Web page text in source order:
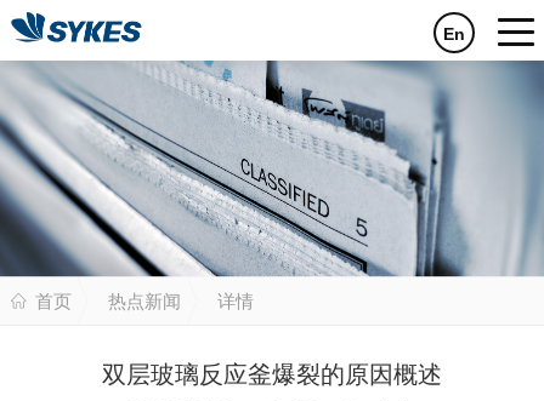
En
首页 热点新闻 详情
双层玻璃反应釜爆裂的原因概述